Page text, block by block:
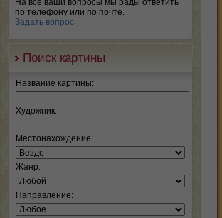
На все ваши вопросы мы рады ответить
по телефону или по почте.
Задать вопрос
Поиск картины
Название картины:
Художник:
Местонахождение:
Жанр:
Направление: